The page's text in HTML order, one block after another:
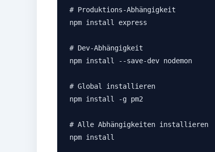
# Produktions-Abhängigkeit
npm install express
# Dev-Abhängigkeit
npm install --save-dev nodemon
# Global installieren
npm install -g pm2
# Alle Abhängigkeiten installieren
npm install